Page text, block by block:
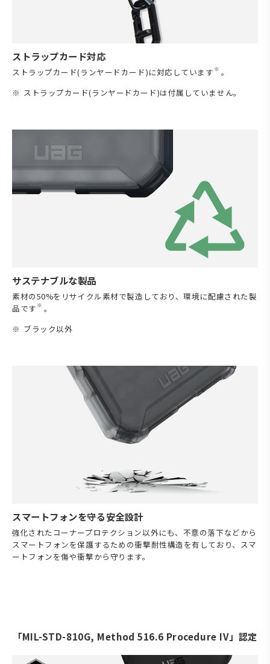
ストラップカード対応
ストラップカード(ランヤードカード)に対応しています ※ 。
ストラップカード(ランヤードカード)は付属していません。
サステナブルな製品
素材の50%をリサイクル素材で製造しており、環境に配慮された製
品です ※ 。
ブラック以外
スマートフォンを守る安全設計
強化されたコーナープロテクション以外にも、不意の落下などから
スマートフォンを保護するための衝撃耐性構造を有しており、スマ
ートフォンを傷や衝撃から守ります。
「MIL-STD-810G, Method 516.6 Procedure IV」認定